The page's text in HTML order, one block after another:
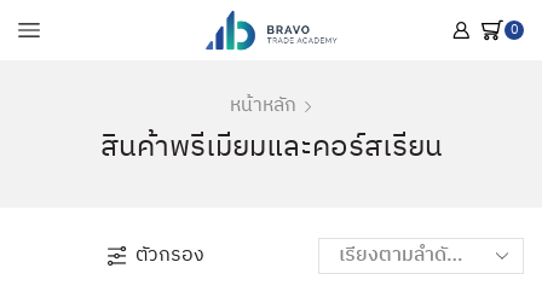
0
หน้าหลัก
สินค้าพรีเมียมและคอร์สเรียน
ตัวกรอง